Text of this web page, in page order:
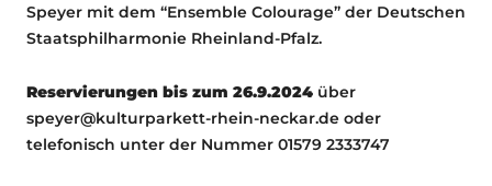
Speyer mit dem “Ensemble Colourage” der Deutschen
Staatsphilharmonie Rheinland-Pfalz.
Reservierungen bis zum 26.9.2024 über
speyer@kulturparkett-rhein-neckar.de oder
telefonisch unter der Nummer 01579 2333747